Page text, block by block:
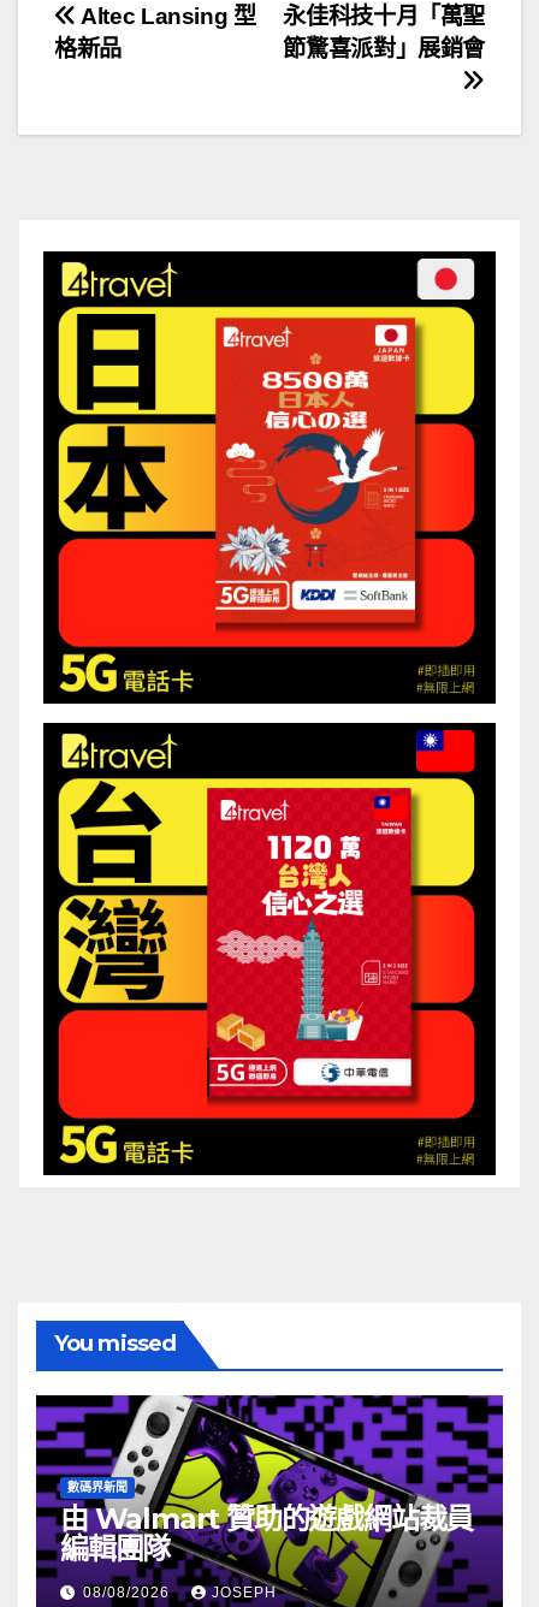
文
章
導
永佳科技十月「萬聖
節驚喜派對」展銷會
Altec Lansing 型
格新品
You missed
數碼界新聞
由 Walmart 贊助的遊戲網站裁員
編輯團隊
08/08/2026 JOSEPH